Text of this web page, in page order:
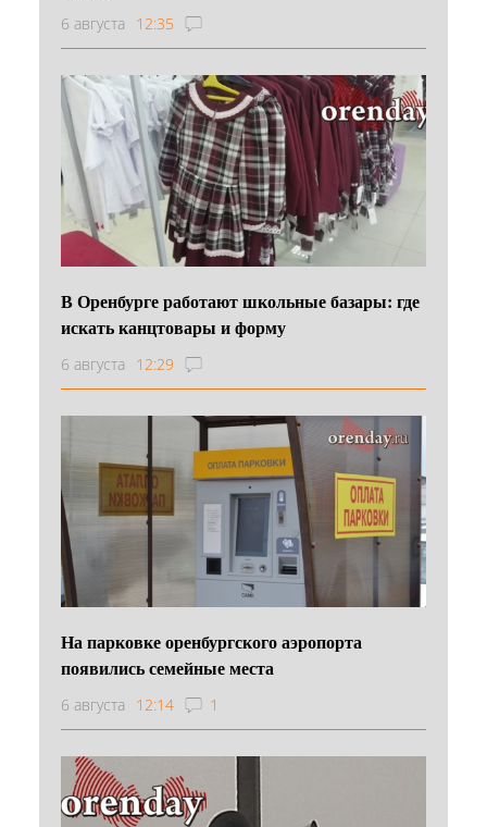
6 августа 12:35
В Оренбурге работают школьные базары: где
искать канцтовары и форму
6 августа 12:29
На парковке оренбургского аэропорта
появились семейные места
6 августа 12:14 1